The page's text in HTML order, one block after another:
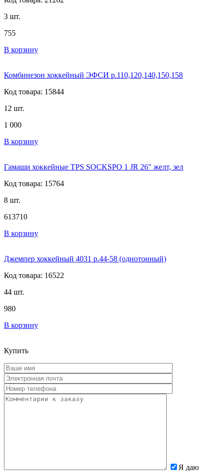
3 шт.
755
В корзину
Комбинезон хоккейный ЭФСИ р.110,120,140,150,158
Код товара: 15844
12 шт.
1 000
В корзину
Гамаши хоккейные TPS SOCKSPO 1 JR 26" желт, зел
Код товара: 15764
8 шт.
613710
В корзину
Джемпер хоккейный 4031 р.44-58 (однотонный)
Код товара: 16522
44 шт.
980
В корзину
Купить
Я даю